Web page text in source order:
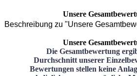
Unsere
Beschreibung zu "Unsere
Unsere
Die Gesamtbewertung
Durchschnitt unserer
Bewertungen stellen keine